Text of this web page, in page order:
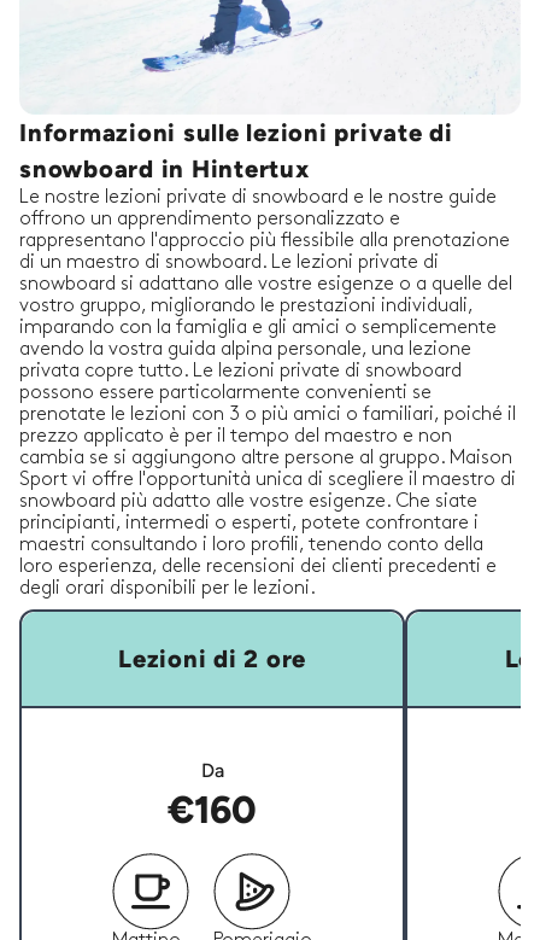
Informazioni sulle lezioni private di
snowboard in Hintertux
Le nostre lezioni private di snowboard e le nostre guide
offrono un apprendimento personalizzato e
rappresentano l'approccio più flessibile alla prenotazione
di un maestro di snowboard. Le lezioni private di
snowboard si adattano alle vostre esigenze o a quelle del
vostro gruppo, migliorando le prestazioni individuali,
imparando con la famiglia e gli amici o semplicemente
avendo la vostra guida alpina personale, una lezione
privata copre tutto. Le lezioni private di snowboard
possono essere particolarmente convenienti se
prenotate le lezioni con 3 o più amici o familiari, poiché il
prezzo applicato è per il tempo del maestro e non
cambia se si aggiungono altre persone al gruppo. Maison
Sport vi offre l'opportunità unica di scegliere il maestro di
snowboard più adatto alle vostre esigenze. Che siate
principianti, intermedi o esperti, potete confrontare i
maestri consultando i loro profili, tenendo conto della
loro esperienza, delle recensioni dei clienti precedenti e
degli orari disponibili per le lezioni.
Lezioni di 2 ore
Da
€160